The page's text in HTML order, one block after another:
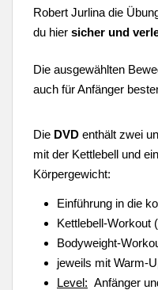
Robert Jurlina die
du hier sicher und
Die ausgewählten
auch für Anfänger
Die DVD enthält zwei
mit der Kettlebell und
Körpergewicht:
Einführung in die
Kettlebell-Workout
Bodyweight-
jeweils mit Warm-
Level: Anfänger